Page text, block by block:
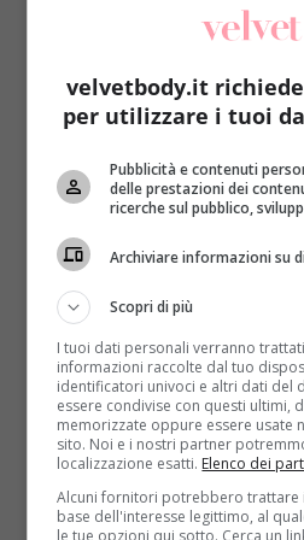
velvetbody.it
per utilizzare i tuoi
Pubblicità e contenuti
delle prestazioni dei
ricerche sul pubblico,
Archiviare informazioni su
Scopri di più
I tuoi dati personali verranno
informazioni raccolte dal tuo
identificatori univoci e altri dati del
essere condivise con questi ultimi,
memorizzate oppure essere usate
sito. Noi e i nostri partner
localizzazione esatti. Elenco dei
Alcuni fornitori potrebbero trattare
base dell'interesse legittimo, al
le tue opzioni qui sotto. Cerca un